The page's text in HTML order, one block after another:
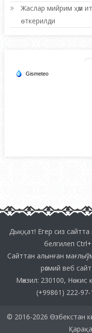
Жаслар мийрим ҳәм
өткерилди
Дыққат! Егер сиз
белгилеп
Сайттан алынған
рәсмий веб
Мәнзил: 230100,
(+99861) 222-
© 2016-2026 Өзбекстан